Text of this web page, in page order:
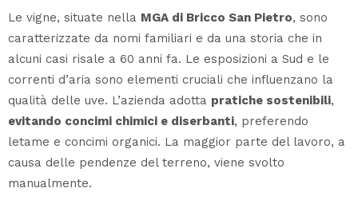
Le vigne, situate nella MGA di Bricco San Pietro, sono
caratterizzate da nomi familiari e da una storia che in
alcuni casi risale a 60 anni fa. Le esposizioni a Sud e le
correnti d’aria sono elementi cruciali che influenzano la
qualità delle uve. L’azienda adotta pratiche sostenibili,
evitando concimi chimici e diserbanti, preferendo
letame e concimi organici. La maggior parte del lavoro, a
causa delle pendenze del terreno, viene svolto
manualmente.